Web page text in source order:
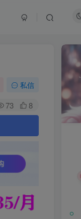
私信
73 8